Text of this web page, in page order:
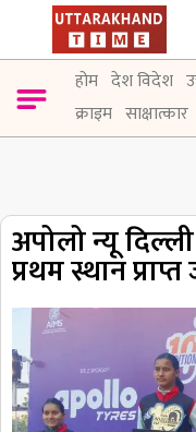
होम देश विदेश
क्राइम साक्षात्कार
अपोलो न्यू
प्रथम स्थान